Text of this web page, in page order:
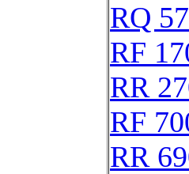
RQ
RF
RR
RF
RR